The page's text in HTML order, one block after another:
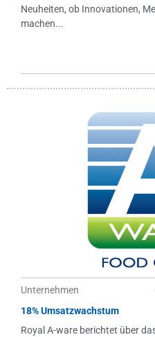
Neuheiten, ob Innovationen,
machen...
Unternehmen
18% Umsatzwachstum
Royal A-ware berichtet über